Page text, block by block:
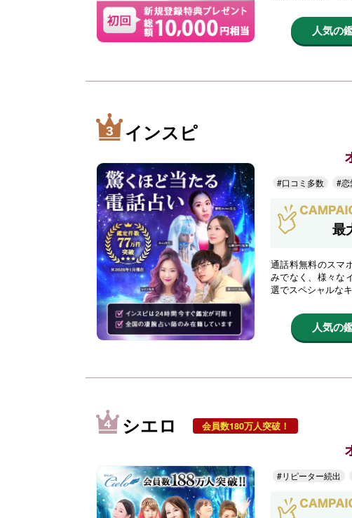
人気の
インスピ
#口コミ多数 #恋
最
通話料無料のスマ
みでなく、様々な
選でスペシャルな
人気の
シエロ 会員数180万人突破！
#リピーター続出